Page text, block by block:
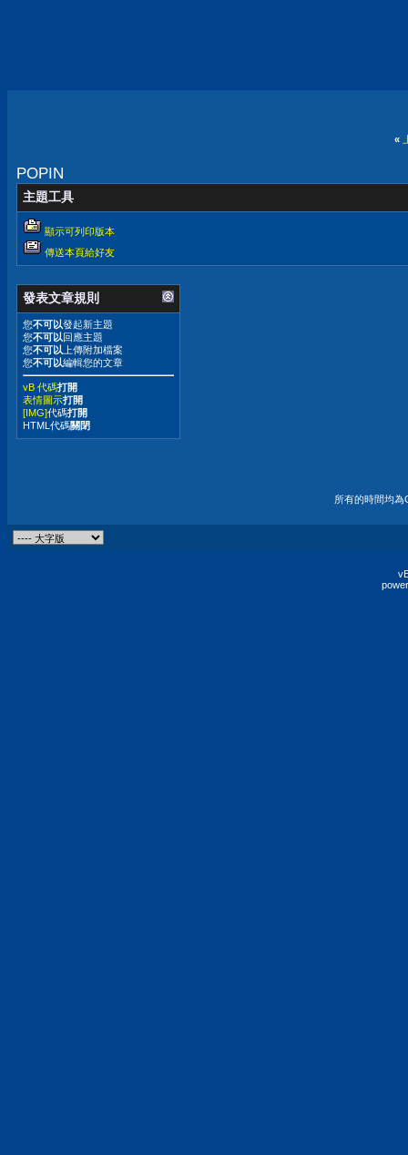
«
POPIN
主題工具
顯示可列印版本
傳送本頁給好友
發表文章規則
您不可以發起新主題
您不可以回應主題
您不可以 上傳附加檔案
您不可以編輯您的文章
vB 代碼打開
表情圖示打開
[IMG]代碼打開
HTML代碼關閉
所有的時間均為